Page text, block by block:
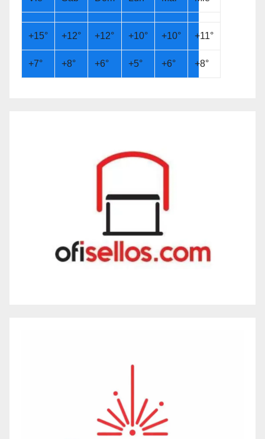
+15° +12° +12° +10° +10° +11°
+7° +8° +6° +5° +6° +8°